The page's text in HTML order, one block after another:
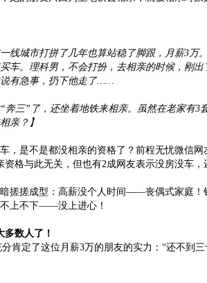
一线城市打拼了几年也算站稳了脚跟，月薪3万
车。理科男，不会打扮，去相亲的时候，刚
有急事，扔下他走了……
三”了，还坐着地铁来相亲。虽然在老家有3
亲？】
是不是都没相亲的资格了？前程无忧微信网
资格与此无关，但也有2成网友表示没房没车，
搓成型：高薪没个人时间——丧偶式家庭！
上不下——没上进心！
多数人了！
定了这位月薪3万的朋友的实力：“还不到三